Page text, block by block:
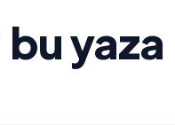
yaza